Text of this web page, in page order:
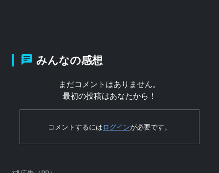
みんなの感想
まだコメントはありません。
最初の投稿はあなたから！
コメントするにはログインが必要です。